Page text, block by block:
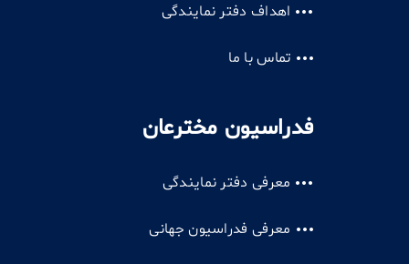
اهداف دفتر نمایندگی
تماس با ما
فدراسیون مخترعان
معرفی دفتر نمایندگی
معرفی فدراسیون جهانی